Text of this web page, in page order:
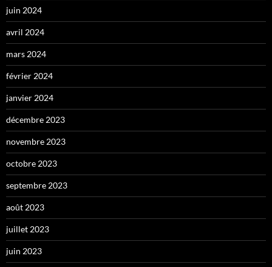
juin 2024
avril 2024
mars 2024
février 2024
janvier 2024
décembre 2023
novembre 2023
octobre 2023
septembre 2023
août 2023
juillet 2023
juin 2023